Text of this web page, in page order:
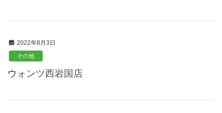
2022年8月3日
その他
ウォンツ西岩国店